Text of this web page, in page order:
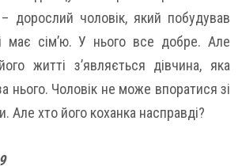
дорослий чоловік, який побудував
має сім’ю. У нього все добре. Але
житті з’являється дівчина, яка
нього. Чоловік не може впоратися зі
Але хто його коханка насправді?